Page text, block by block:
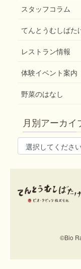
スタッフコラム
てんとうむしばた
レストラン情報
体験イベント案内
野菜のはなし
月別アーカイ
©Bio